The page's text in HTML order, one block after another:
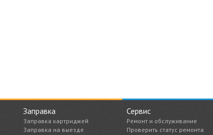
Заправка
Заправка картриджей
Заправка на выезде
Сервис
Ремонт и обслуживание
Проверить статус ремонта